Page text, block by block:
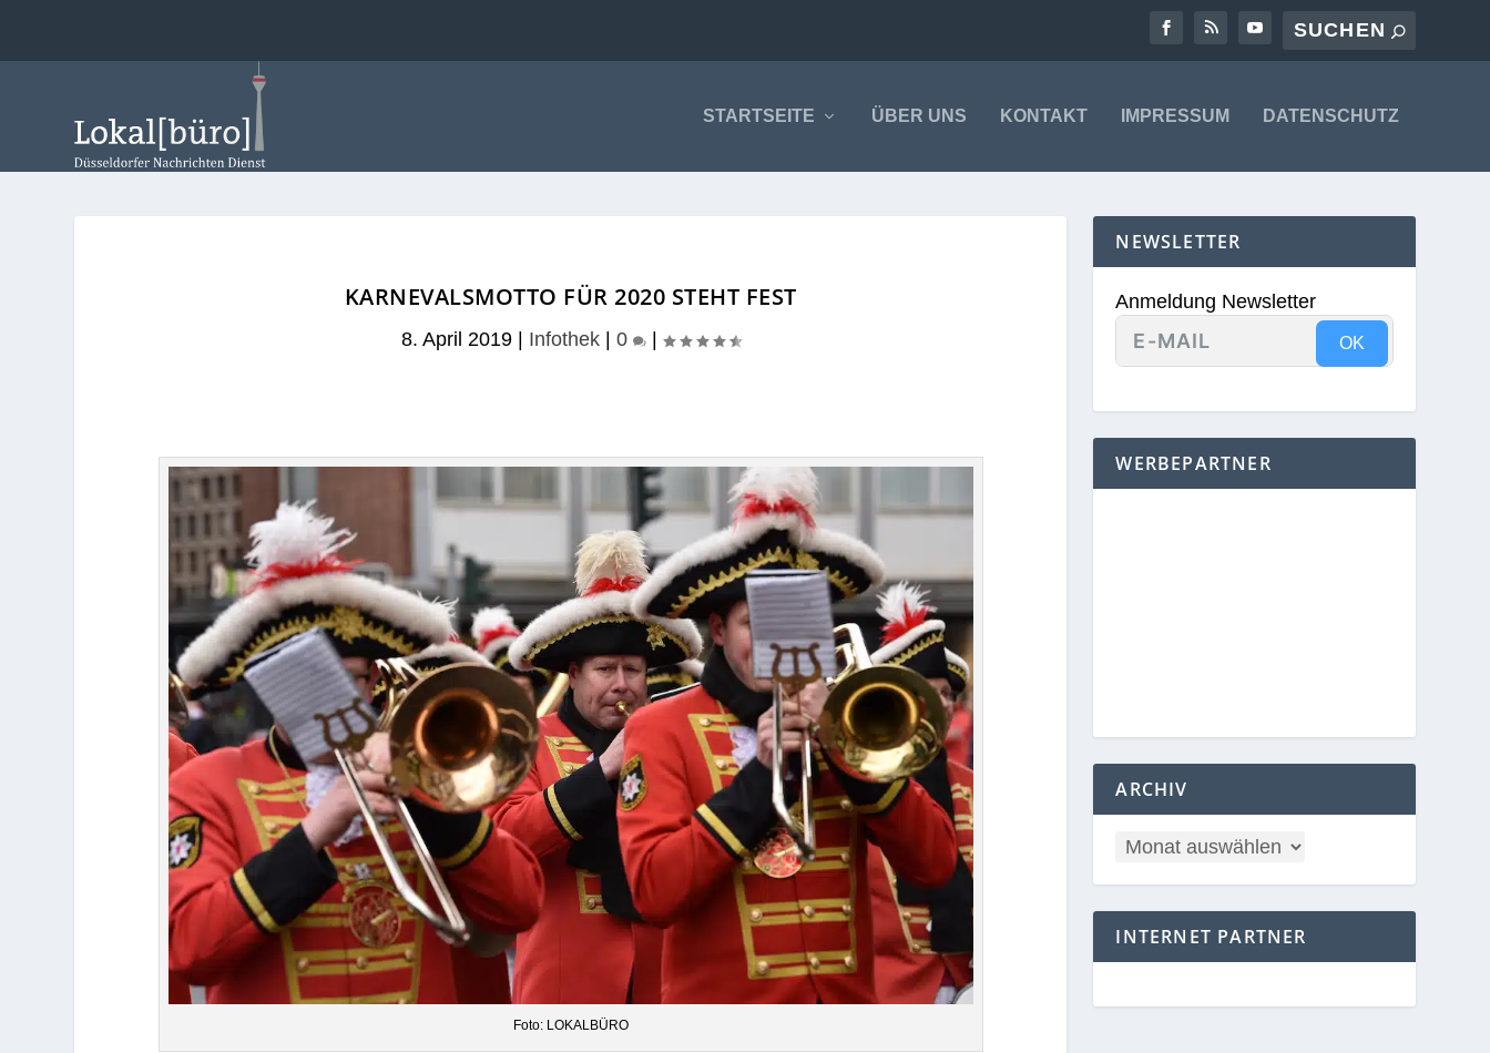
STARTSEITE ÜBER UNS KONTAKT IMPRESSUM DATENSCHUTZ
KARNEVALSMOTTO FÜR 2020 STEHT FEST
8. April 2019| Infothek| 0 |
Foto: LOKALBÜRO
NEWSLETTER
Anmeldung Newsletter
OK
WERBEPARTNER
ARCHIV
INTERNET PARTNER